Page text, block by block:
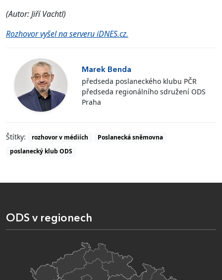
(Autor: Jiří Vachtl)
Rozhovor vyšel na serveru iDNES.cz.
Marek Benda
předseda poslaneckého klubu PČR
předseda regionálního sdružení ODS
Praha
Štítky: rozhovor v médiích
Poslanecká sněmovna
poslanecký klub ODS
ODS v regionech